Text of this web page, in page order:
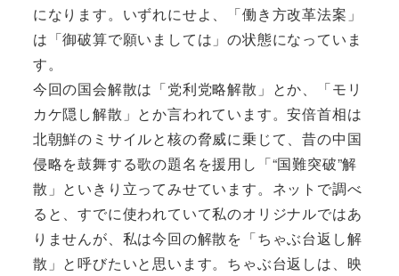
になります。いずれにせよ、「働き方改革法案」
は「御破算で願いましては」の状態になっていま
す。
今回の国会解散は「党利党略解散」とか、「モリ
カケ隠し解散」とか言われています。安倍首相は
北朝鮮のミサイルと核の脅威に乗じて、昔の中国
侵略を鼓舞する歌の題名を援用し「“国難突破”解
散」といきり立ってみせています。ネットで調べ
ると、すでに使われていて私のオリジナルではあ
りませんが、私は今回の解散を「ちゃぶ台返し解
散」と呼びたいと思います。ちゃぶ台返しは、映